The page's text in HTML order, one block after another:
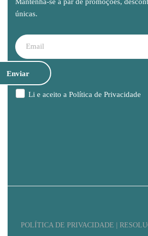
únicas.
Li e aceito a Política de Privacidade
POLÍTICA DE PRIVACIDADE |